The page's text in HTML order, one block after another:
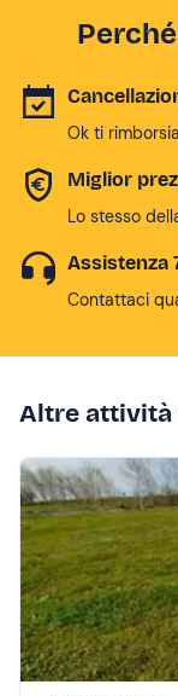
Ok ti
Miglior
Lo stesso
Assistenza
Contattaci
Altre attività